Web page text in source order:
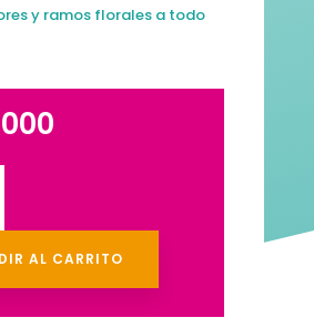
y ramos florales a todo
AL CARRITO